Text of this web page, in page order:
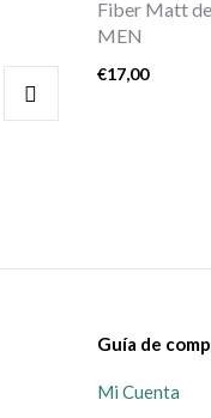
Fiber Matt
MEN
€17,00
Guía de
Mi Cuenta